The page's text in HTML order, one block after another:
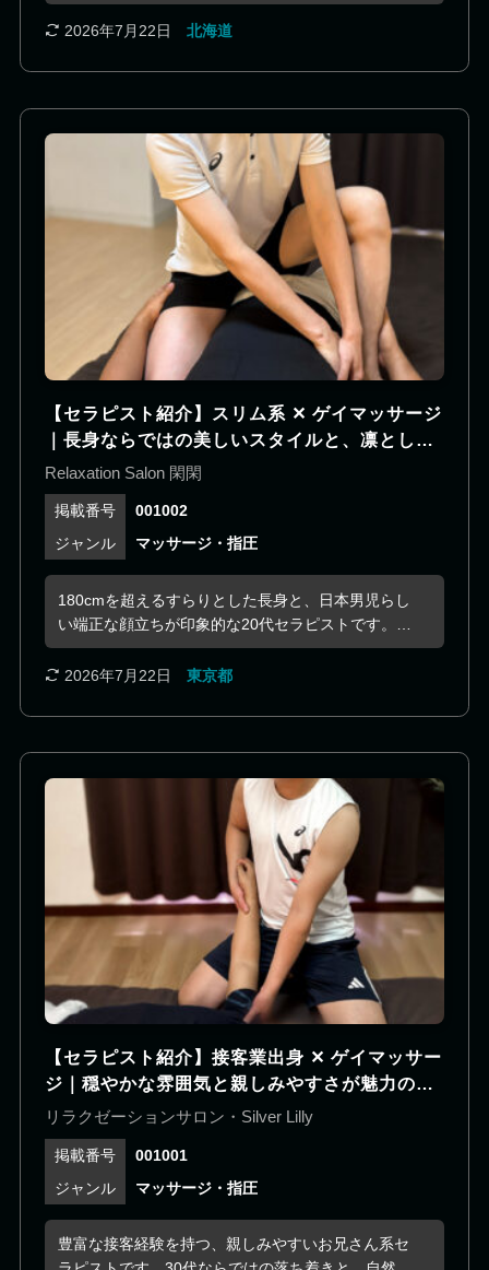
してリラックスした時間をお過ごしいただけます。
客様と向き合ってきた経験を活かし、一人ひとりの
込み、現在もトレーニングを継続。身体への理解に
加え、整体の知識も積極的に学びながら、その日の
コンディションに合わせた施術をご提供します。 包
み込まれるような安心感と細やかな気遣いに癒やさ
れながら、心も身体もゆっくりとほぐれる特別なひ
とときをぜひご体感ください。
2026年7月22日 北海道
【セラピスト紹介】スリム系 ✕ ゲイマッサージ
｜長身ならではの美しいスタイルと、凛とした
表情が魅力の20代セラピスト
Relaxation Salon 閑閑
001002
マッサージ・指圧
180cmを超えるすらりとした長身と、日本男児らし
い端正な顔立ちが印象的な20代セラピストです。落
ち着いた雰囲気をまといながらも、どこか親しみや
すさを感じさせる存在です。 物静かで穏やかな人柄
取り、その方にとって心地よい距離感で寄り添って
深くまで心地よくほぐし、深いリラクゼーションへ
と導きます。 静かに癒やされたい方にも、ゆっくり
会話を楽しみたい方にもおすすめしたい、心安らぐ
ひとときを提供してくれるセラピストです。
2026年7月22日 東京都
【セラピスト紹介】接客業出身 ✕ ゲイマッサー
ジ｜穏やかな雰囲気と親しみやすさが魅力の、
30代お兄さん系セラピスト！
リラクゼーションサロン・Silver Lilly
001001
マッサージ・指圧
豊富な接客経験を持つ、親しみやすいお兄さん系セ